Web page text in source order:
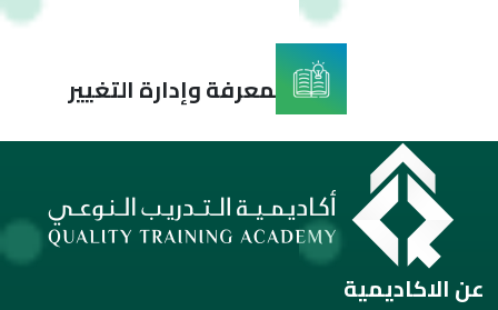
تعزيز المعرفة وإدارة التغيير
عن الاكاديمية